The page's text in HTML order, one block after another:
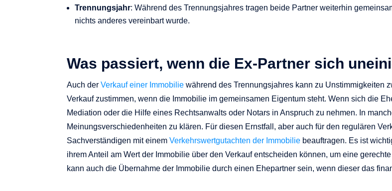
Trennungsjahr: Während des Trennungsjahres tragen beide Partner weiterhin
nichts anderes vereinbart wurde.
Was passiert, wenn die Ex-Partner sich
Auch derVerkauf einer Immobilie während des Trennungsjahres kann zu Unstimmigkeiten
Verkauf zustimmen, wenn die Immobilie im gemeinsamen Eigentum steht. Wenn sich die
Mediation oder die Hilfe eines Rechtsanwalts oder Notars in Anspruch zu nehmen. In
Meinungsverschiedenheiten zu klären. Für diesen Ernstfall, aber auch für den regulären
Sachverständigen mit einemVerkehrswertgutachten der Immobilie beauftragen. Es ist
ihrem Anteil am Wert der Immobilie über den Verkauf entscheiden können, um eine
kann auch die Übernahme der Immobilie durch einen Ehepartner sein, wenn dieser das